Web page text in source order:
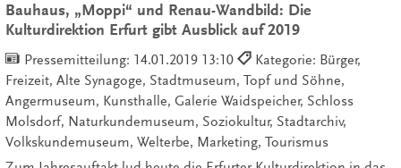
Bauhaus, „Moppi“ und Renau-Wandbild: Die
Kulturdirektion Erfurt gibt Ausblick auf 2019
Pressemitteilung: 14.01.2019 13:10
Kategorie: Bürger,
Freizeit, Alte Synagoge, Stadtmuseum, Topf und Söhne,
Angermuseum, Kunsthalle, Galerie Waidspeicher, Schloss
Molsdorf, Naturkundemuseum, Soziokultur, Stadtarchiv,
Volkskundemuseum, Welterbe, Marketing, Tourismus